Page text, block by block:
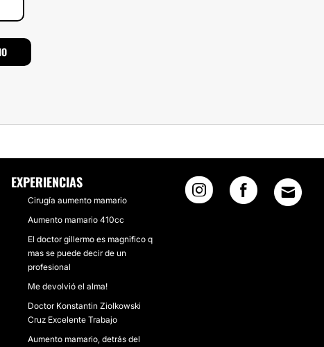
EXPERIENCIAS
Cirugía aumento mamario
Aumento mamario 410cc
El doctor gillermo es magnifico q
mas se puede decir de un
profesional
Me devolvió el alma!
Doctor Konstantin Ziolkowski
Cruz Excelente Trabajo
Aumento mamario, detrás del